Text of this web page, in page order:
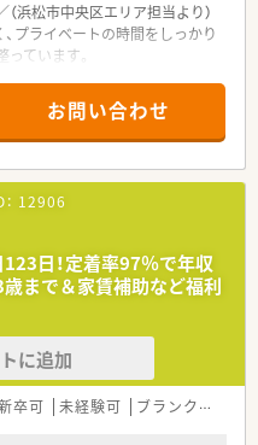
浜松市中央区エリア担当より）
プライベートの時間をしっかり
ています。
6分ほどの場所に位置してお
場環境です。
と循環器科の処方箋を応需し
～50枚です。
スタッフも1名在籍しているた
けます。
て】
的となっており、地域医療に貢
求めています。
々の業務に意欲的に取り組め
躍を期待しています。
長候補となり得るような、キャ
お問い合わせ
12906
123日！定着率97％で年収
まで＆家賃補助など福利
に追加
卒可 未経験可 ブランク可